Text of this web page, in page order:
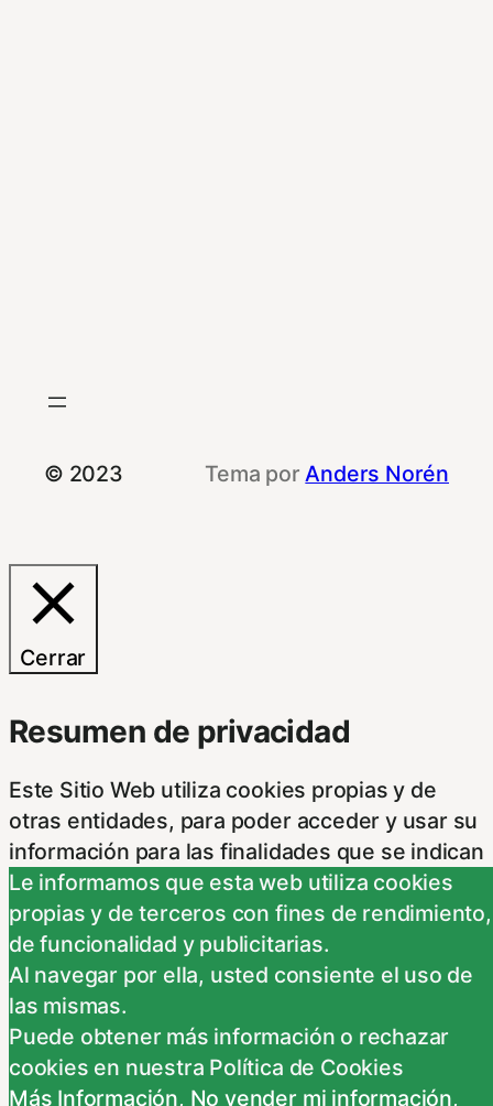
© 2023 Tema porAnders Norén
Le informamos que esta web utiliza cookies
propias y de terceros con fines de rendimiento,
de funcionalidad y publicitarias.
Al navegar por ella, usted consiente el uso de
las mismas.
Puede obtener más información o rechazar
cookies en nuestra Política de Cookies
Más Información, No vender mi información,
Cerrar
Resumen de privacidad
Este Sitio Web utiliza cookies propias y de
otras entidades, para poder acceder y usar su
información para las finalidades que se indican
a continuación. Si no está de acuerdo con
alguna de estas finalidades, podrá
personalizar sus opciones a través
Necessary
Necessary
Siempre activado
Estas Cookies se utilizan para mejorar su
experiencia de navegación y optimizar el